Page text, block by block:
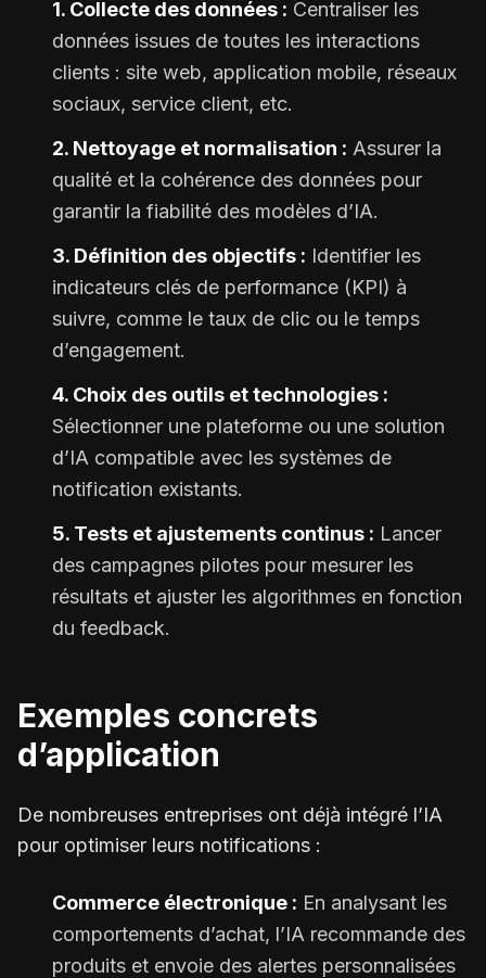
1. Collecte des données : Centraliser les
données issues de toutes les interactions
clients : site web, application mobile, réseaux
sociaux, service client, etc.
2. Nettoyage et normalisation : Assurer la
qualité et la cohérence des données pour
garantir la fiabilité des modèles d’IA.
3. Définition des objectifs : Identifier les
indicateurs clés de performance (KPI) à
suivre, comme le taux de clic ou le temps
d’engagement.
4. Choix des outils et technologies :
Sélectionner une plateforme ou une solution
d’IA compatible avec les systèmes de
notification existants.
5. Tests et ajustements continus : Lancer
des campagnes pilotes pour mesurer les
résultats et ajuster les algorithmes en fonction
du feedback.
Exemples concrets
d’application
De nombreuses entreprises ont déjà intégré l’IA
pour optimiser leurs notifications :
Commerce électronique : En analysant les
comportements d’achat, l’IA recommande des
produits et envoie des alertes personnalisées